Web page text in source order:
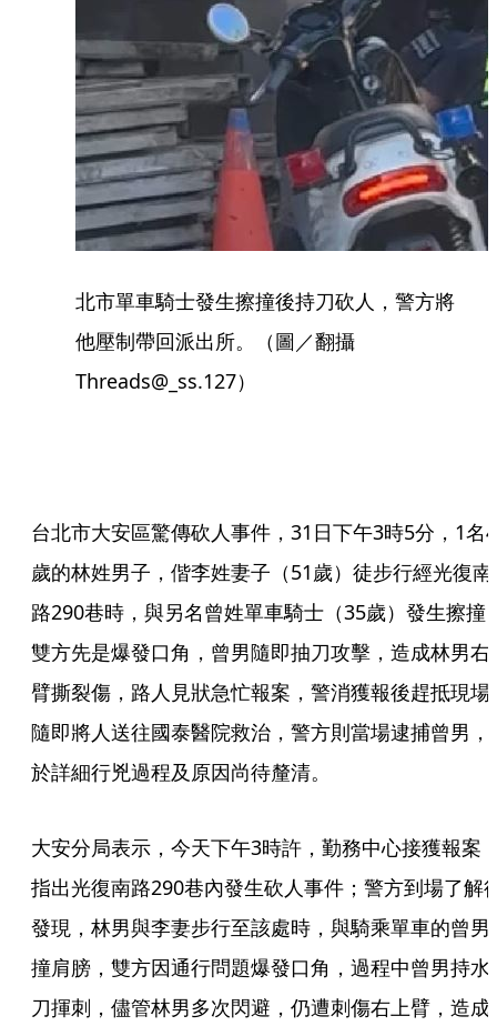
北市單車騎士發生擦撞後持刀砍人，警方將
他壓制帶回派出所。（圖／翻攝
Threads@_ss.127）
台北市大安區驚傳砍人事件，31日下午3時5分，1名
歲的林姓男子，偕李姓妻子（51歲）徒步行經光復南
路290巷時，與另名曾姓單車騎士（35歲）發生擦撞
雙方先是爆發口角，曾男隨即抽刀攻擊，造成林男右
臂撕裂傷，路人見狀急忙報案，警消獲報後趕抵現場
隨即將人送往國泰醫院救治，警方則當場逮捕曾男，
於詳細行兇過程及原因尚待釐清。
大安分局表示，今天下午3時許，勤務中心接獲報案
指出光復南路290巷內發生砍人事件；警方到場了解
發現，林男與李妻步行至該處時，與騎乘單車的曾男
撞肩膀，雙方因通行問題爆發口角，過程中曾男持水
刀揮刺，儘管林男多次閃避，仍遭刺傷右上臂，造成